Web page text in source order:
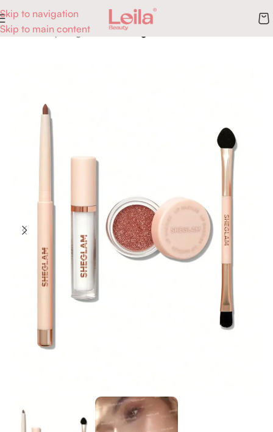
Skip to navigation
Skip to main content
Accueil Maquillage Lèvres Rouge à lèvres